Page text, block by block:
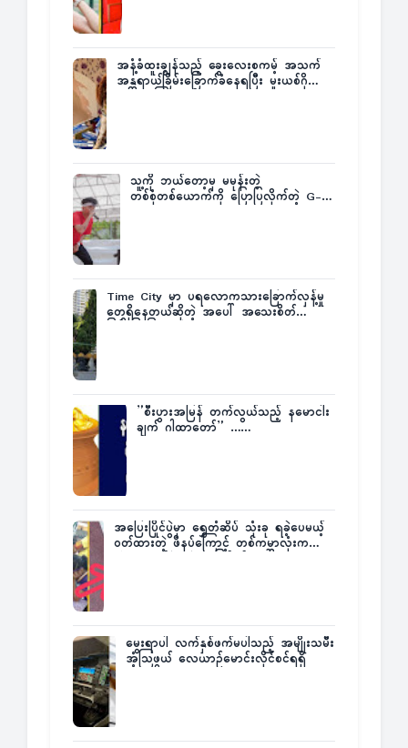
အနံ့ခံထူးချွန်သည့် ခွေးလေးစကမ့် အသက်
အန္တရာယ်ခြိမ်းခြောက်ခံနေရပြီး မူးယစ်ဂိုဏ်း
သူ့ကို ဘယ်တော့မှ မမုန်းတဲ့
တစ်စုံတစ်ယောက်ကို ပြောပြလိုက်တဲ့ G-
Time City မှာ ပရလောကသားခြောက်လှန့်မှု
တွေရှိနေတယ်ဆိုတဲ့ အပေါ် အသေးစိတ်
”စီးပွားအမြန် တက်လွယ်သည့် နမောငါး
ချက် ဂါထာတော်” ……
အပြေးပြိုင်ပွဲမှာ ရွှေတံဆိပ် သုံးခု ရခဲ့ပေမယ့်
ဝတ်ထားတဲ့ ဖိနပ်ကြောင့် တစ်ကမ္ဘာလုံးက
မွေးရာပါ လက်နှစ်ဖက်မပါသည့် အမျိုးသမီး
အံ့သြဖွယ် လေယာဉ်မောင်းလိုင်စင်ရရှိ